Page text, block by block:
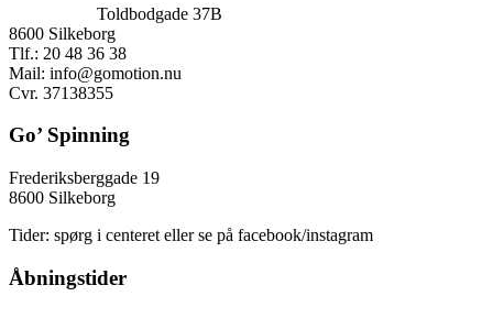
Toldbodgade 37B
8600 Silkeborg
Tlf.: 20 48 36 38
Mail: info@gomotion.nu
Cvr. 37138355
Go’ Spinning
Frederiksberggade 19
8600 Silkeborg
Tider: spørg i centeret eller se på facebook/instagram
Åbningstider